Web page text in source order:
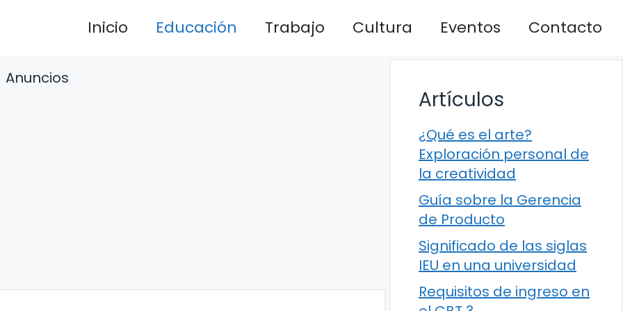
Inicio Educación Trabajo Cultura Eventos Contacto
Anuncios
Artículos
¿Qué es el arte?
Exploración personal de
la creatividad
Guía sobre la Gerencia
de Producto
Significado de las siglas
IEU en una universidad
Requisitos de ingreso en